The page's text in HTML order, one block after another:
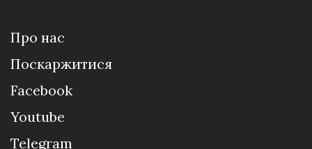
Про нас
Поскаржитися
Facebook
Youtube
Telegram